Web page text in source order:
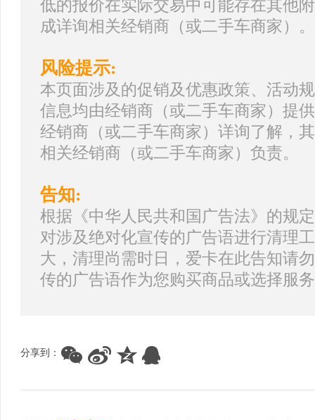
低的报价在实际交易中可能存在其他
成详询相关经销商（或二手车商家）。
风险提示:
本页面涉及的促销及优惠政策、活动
信息均由经销商（或二手车商家）提
经销商（或二手车商家）详询了解，
相关经销商（或二手车商家）负责。
告知:
根据《中华人民共和国广告法》的规
对涉及绝对化宣传的广告语进行清理
大，清理尚需时日，爱卡在此告知请
传的广告语作为您购买商品或选择服
分享到：